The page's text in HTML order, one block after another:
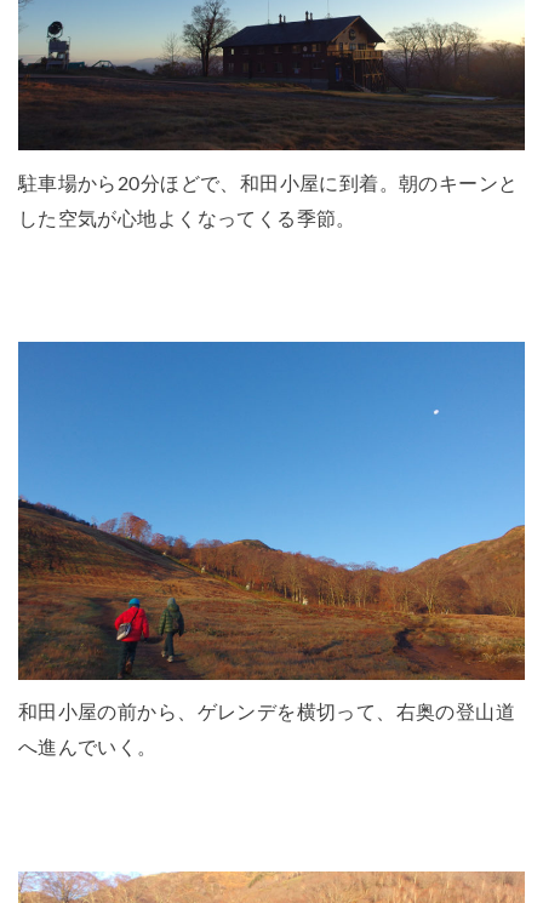
駐車場から20分ほどで、和田小屋に到着。朝のキーンと
した空気が心地よくなってくる季節。
和田小屋の前から、ゲレンデを横切って、右奥の登山道
へ進んでいく。